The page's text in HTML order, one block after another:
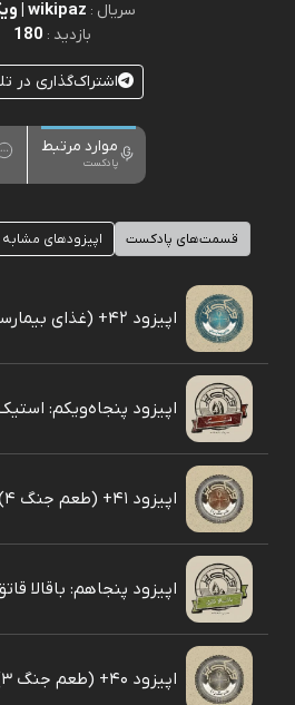
سریال : wikipaz | ویکی‌پز
بازدید : 180
اشتراک‌گذاری در
موارد مرتبط
پادکست
قسمت‌های پادکست اپیزودهای مشابه
اپیزود ۴۲+ (غذای بیمارستان)
اپیزود پنجاه‌ویکم:
اپیزود ۴۱+ (طعم جنگ ۴)
اپیزود پنجاهم: باقالا
اپیزود ۴۰+ (طعم جنگ ۳)